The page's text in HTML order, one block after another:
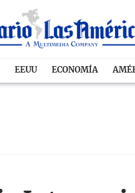
EEUU ECONOMÍA